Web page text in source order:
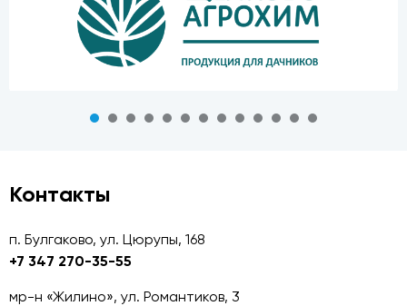
Контакты
п. Булгаково, ул. Цюрупы, 168
+7 347 270-35-55
мр-н «Жилино», ул. Романтиков, 3